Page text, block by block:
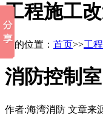
工程施工
您的位置： 首页>>工
消防控制
作者:海湾消防 文章来